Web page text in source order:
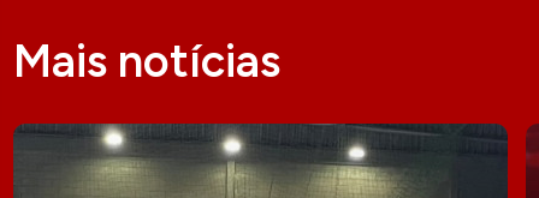
Mais notícias